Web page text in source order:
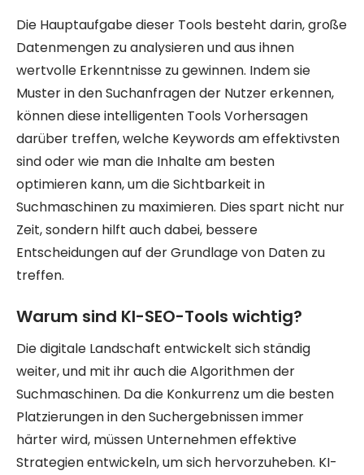
Die Hauptaufgabe dieser Tools besteht darin, große
Datenmengen zu analysieren und aus ihnen
wertvolle Erkenntnisse zu gewinnen. Indem sie
Muster in den Suchanfragen der Nutzer erkennen,
können diese intelligenten Tools Vorhersagen
darüber treffen, welche Keywords am effektivsten
sind oder wie man die Inhalte am besten
optimieren kann, um die Sichtbarkeit in
Suchmaschinen zu maximieren. Dies spart nicht nur
Zeit, sondern hilft auch dabei, bessere
Entscheidungen auf der Grundlage von Daten zu
treffen.
Warum sind KI-SEO-Tools wichtig?
Die digitale Landschaft entwickelt sich ständig
weiter, und mit ihr auch die Algorithmen der
Suchmaschinen. Da die Konkurrenz um die besten
Platzierungen in den Suchergebnissen immer
härter wird, müssen Unternehmen effektive
Strategien entwickeln, um sich hervorzuheben. KI-